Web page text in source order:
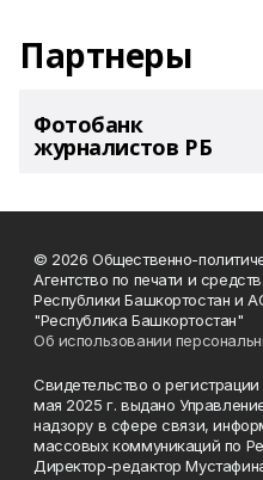
Партнеры
Фотобанк
журналистов РБ
© 2026 Общественно-
Агентство по печати и
Республики Башкортостан и
"Республика Башкортостан"
Об использовании
Свидетельство о
мая 2025 г. выдано
надзору в сфере связи,
массовых коммуникаций по
Директор-редактор